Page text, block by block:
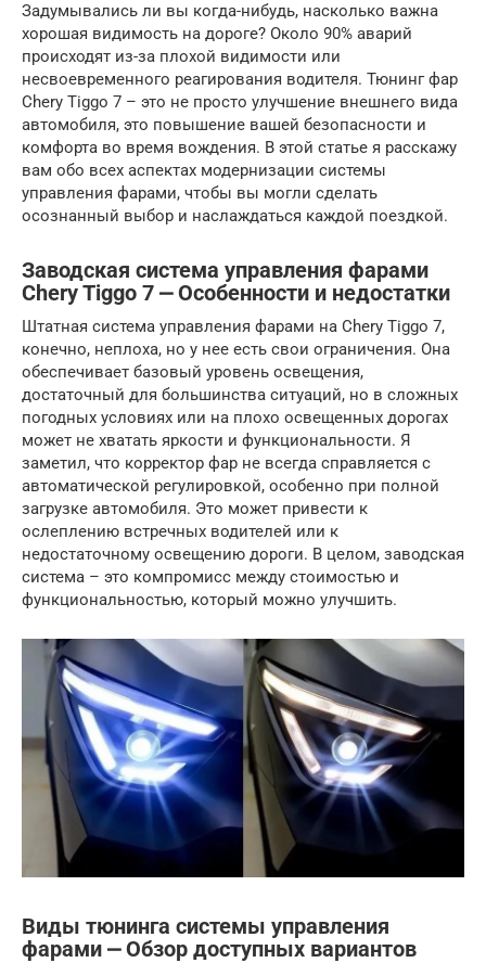
Задумывались ли вы когда-нибудь, насколько важна
хорошая видимость на дороге? Около 90% аварий
происходят из-за плохой видимости или
несвоевременного реагирования водителя. Тюнинг фар
Chery Tiggo 7 – это не просто улучшение внешнего вида
автомобиля, это повышение вашей безопасности и
комфорта во время вождения. В этой статье я расскажу
вам обо всех аспектах модернизации системы
управления фарами, чтобы вы могли сделать
осознанный выбор и наслаждаться каждой поездкой.
Заводская система управления фарами
Chery Tiggo 7 ⎼ Особенности и недостатки
Штатная система управления фарами на Chery Tiggo 7,
конечно, неплоха, но у нее есть свои ограничения. Она
обеспечивает базовый уровень освещения,
достаточный для большинства ситуаций, но в сложных
погодных условиях или на плохо освещенных дорогах
может не хватать яркости и функциональности. Я
заметил, что корректор фар не всегда справляется с
автоматической регулировкой, особенно при полной
загрузке автомобиля. Это может привести к
ослеплению встречных водителей или к
недостаточному освещению дороги. В целом, заводская
система – это компромисс между стоимостью и
функциональностью, который можно улучшить.
Виды тюнинга системы управления
фарами ⎼ Обзор доступных вариантов